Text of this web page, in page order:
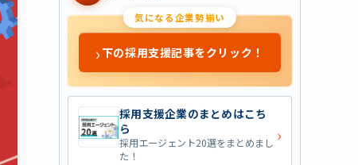
気になる企業勢揃い
›下の採用支援記事をクリック！
採用支援企業のまとめはこち
ら
採用エージェント20選をまとめまし
た！
›